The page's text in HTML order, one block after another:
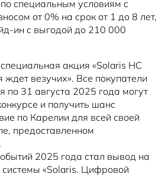
специальным условиям с
от 0% на срок от 1 до 8 лет,
ин с выгодой до 210 000
акция «Solaris HC
везучих». Все покупатели
по 31 августа 2025 года могут
и получить шанс
по Карелии для всей своей
предоставленном
2025 года стал вывод на
«Solaris. Цифровой